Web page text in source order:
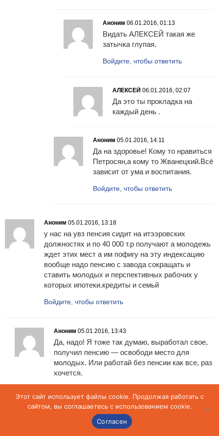
Аноним 06.01.2016, 01:13
Видать АЛЕКСЕЙ такая же
затычка глупая.
Войдите, чтобы ответить
АЛЕКСЕЙ 06.01.2016, 02:07
Да это ты прокладка на
каждый день .
Аноним 05.01.2016, 14:11
Да на здоровье! Кому то нравиться
Петросян,а кому то Жванецкий.Всё
зависит от ума и воспитания.
Войдите, чтобы ответить
Аноним 05.01.2016, 13:18
у нас на увз пенсия сидит на итээровских
должностях и по 40 000 т.р получают а молодежь
ждет этих мест а им пофигу на эту индексацию
вообще надо пенсию с завода сокращать и
ставить молодых и перспективных рабочих у
которых ипотеки.кредиты и семьй
Войдите, чтобы ответить
Аноним 05.01.2016, 13:43
Да, надо! Я тоже так думаю, выработал свое,
получил пенсию — освободи место для
молодых. Или работай без пенсии как все, раз
хочется.
Костицын В.В. 05.01.2016, 13:58
ну я сижу на НТМК, кофе пью ##### не
Этот сайт использует файлы cookie. Продолжая работать с
сайтом, вы соглашаетесь с использованием cookie.
Согласен